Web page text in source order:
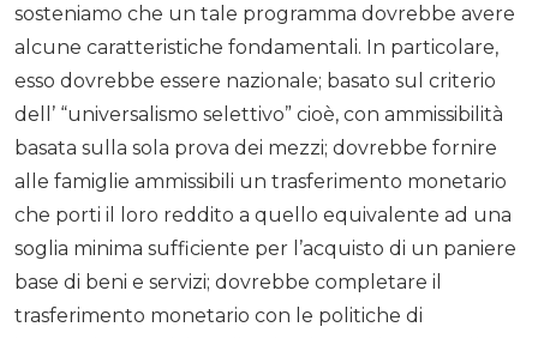
sosteniamo che un tale programma dovrebbe avere
alcune caratteristiche fondamentali. In particolare,
esso dovrebbe essere nazionale; basato sul criterio
dell’ “universalismo selettivo” cioè, con ammissibilità
basata sulla sola prova dei mezzi; dovrebbe fornire
alle famiglie ammissibili un trasferimento monetario
che porti il loro reddito a quello equivalente ad una
soglia minima sufficiente per l’acquisto di un paniere
base di beni e servizi; dovrebbe completare il
trasferimento monetario con le politiche di